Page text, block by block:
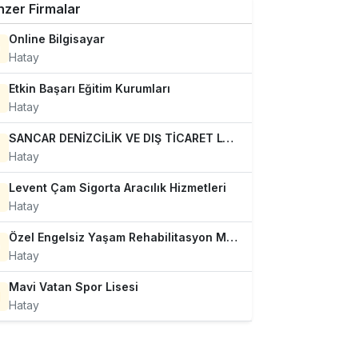
Firmalar
Online Bilgisayar
Hatay
Etkin Başarı Eğitim Kurumları
Hatay
SANCAR DENİZCİLİK VE DIŞ TİCARET LTD. ŞTİ.
Hatay
Levent Çam Sigorta Aracılık Hizmetleri
Hatay
Özel Engelsiz Yaşam Rehabilitasyon Merkezi
Hatay
Mavi Vatan Spor Lisesi
Hatay